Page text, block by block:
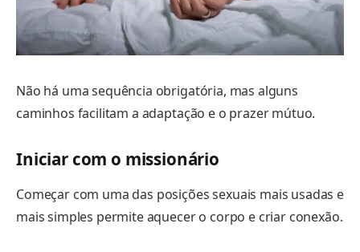
Não há uma sequência obrigatória, mas alguns
caminhos facilitam a adaptação e o prazer mútuo.
Iniciar com o missionário
Começar com uma das posições sexuais mais usadas e
mais simples permite aquecer o corpo e criar conexão.